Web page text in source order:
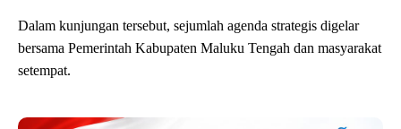
Dalam kunjungan tersebut, sejumlah agenda strategis digelar
bersama Pemerintah Kabupaten Maluku Tengah dan masyarakat
setempat.